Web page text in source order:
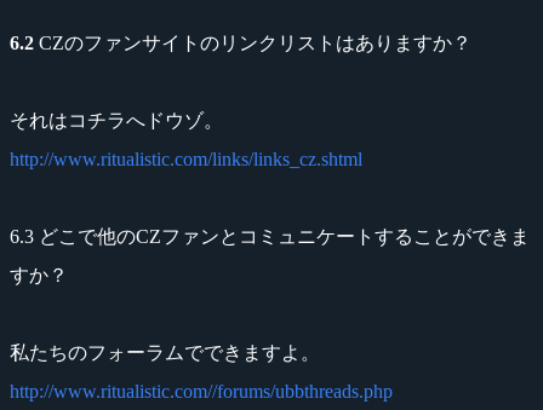
6.2 CZのファンサイトのリンクリストはありますか？
それはコチラへドウゾ。
http://www.ritualistic.com/links/links_cz.shtml
6.3 どこで他のCZファンとコミュニケートすることができま
すか？
私たちのフォーラムでできますよ。
http://www.ritualistic.com//forums/ubbthreads.php